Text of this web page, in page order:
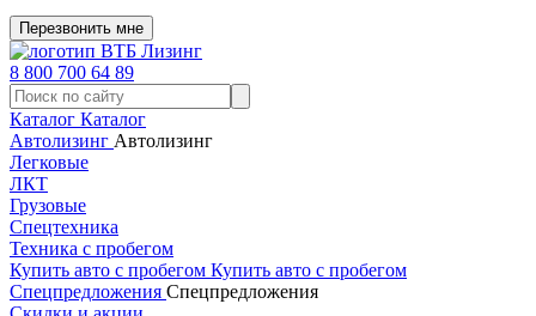
Перезвонить мне
8 800 700 64 89
Каталог Каталог
Автолизинг Автолизинг
Легковые
ЛКТ
Грузовые
Спецтехника
Техника с пробегом
Купить авто с пробегом Купить авто с пробегом
Спецпредложения Спецпредложения